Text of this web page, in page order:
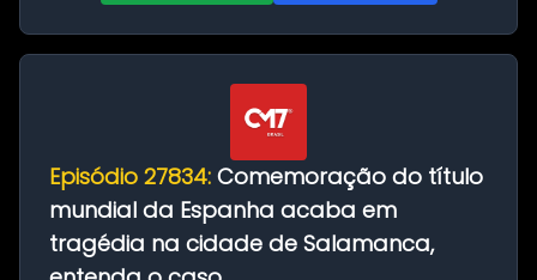
Episódio 27834: Comemoração do título
mundial da Espanha acaba em
tragédia na cidade de Salamanca,